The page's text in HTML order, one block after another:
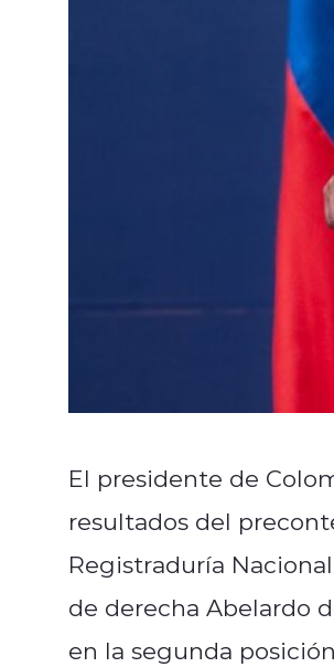
El presidente de
resultados del
Registraduría
de derecha Abelardo
en la segunda